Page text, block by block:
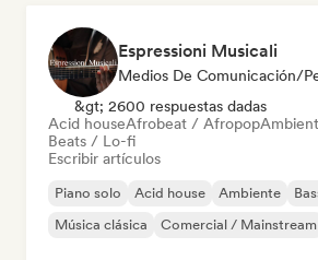
Espressioni Musicali
Medios De Comunicación/
&gt; 2600 respuestas dadas
Acid houseAfrobeat / Afropop
Beats / Lo-fi
Escribir artículos
Piano solo Acid house Ambiente
Música clásica
Comercial / Mainstream